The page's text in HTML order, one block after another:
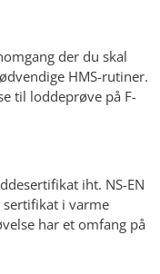
der du skal
HMS-rutiner.
til loddeprøve på F-
iht. NS-EN
sertifikat i varme
har et omfang på